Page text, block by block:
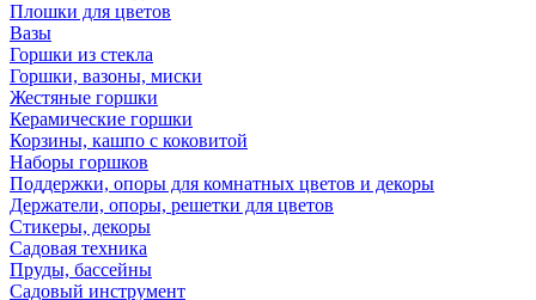
Плошки для цветов
Вазы
Горшки из стекла
Горшки, вазоны, миски
Жестяные горшки
Керамические горшки
Корзины, кашпо с коковитой
Наборы горшков
Поддержки, опоры для комнатных цветов и декоры
Держатели, опоры, решетки для цветов
Стикеры, декоры
Садовая техника
Пруды, бассейны
Садовый инструмент